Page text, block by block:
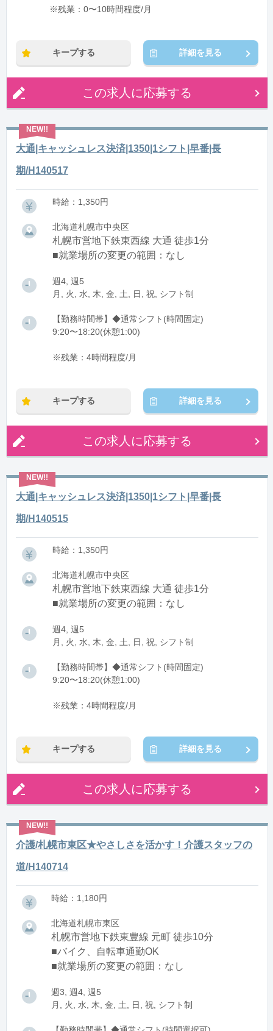
※残業：0〜10時間程度/月
キープする 詳細を見る
この求人に応募する
大通|キャッシュレス決済|1350|1シフト|早番|長
期/H140517
時給：1,350円
北海道札幌市中央区
札幌市営地下鉄東西線 大通 徒歩1分
■就業場所の変更の範囲：なし
週4, 週5
月, 火, 水, 木, 金, 土, 日, 祝, シフト制
【勤務時間帯】◆通常シフト(時間固定)
9:20〜18:20(休憩1:00)
※残業：4時間程度/月
キープする 詳細を見る
この求人に応募する
大通|キャッシュレス決済|1350|1シフト|早番|長
期/H140515
時給：1,350円
北海道札幌市中央区
札幌市営地下鉄東西線 大通 徒歩1分
■就業場所の変更の範囲：なし
週4, 週5
月, 火, 水, 木, 金, 土, 日, 祝, シフト制
【勤務時間帯】◆通常シフト(時間固定)
9:20〜18:20(休憩1:00)
※残業：4時間程度/月
キープする 詳細を見る
この求人に応募する
介護/札幌市東区★やさしさを活かす！介護スタッフの
道/H140714
時給：1,180円
北海道札幌市東区
札幌市営地下鉄東豊線 元町 徒歩10分
■バイク、自転車通勤OK
■就業場所の変更の範囲：なし
週3, 週4, 週5
月, 火, 水, 木, 金, 土, 日, 祝, シフト制